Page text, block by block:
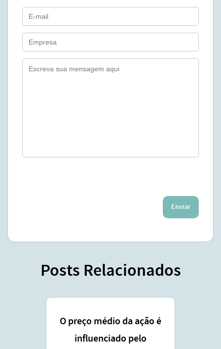
Enviar
Posts Relacionados
O preço médio da ação é
influenciado pelo